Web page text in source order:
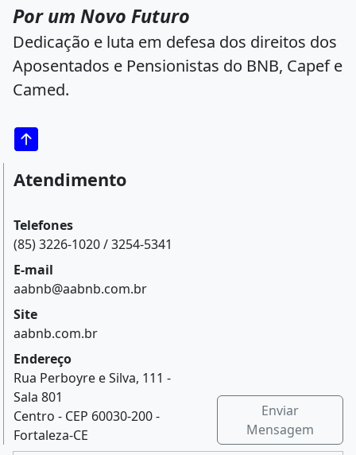
Por um Novo Futuro
Dedicação e luta em defesa dos direitos dos
Aposentados e Pensionistas do BNB, Capef e
Camed.
Atendimento
Telefones
(85) 3226-1020 / 3254-5341
E-mail
aabnb@aabnb.com.br
Site
aabnb.com.br
Endereço
Rua Perboyre e Silva, 111 -
Sala 801
Centro - CEP 60030-200 -
Fortaleza-CE
Enviar
Mensagem